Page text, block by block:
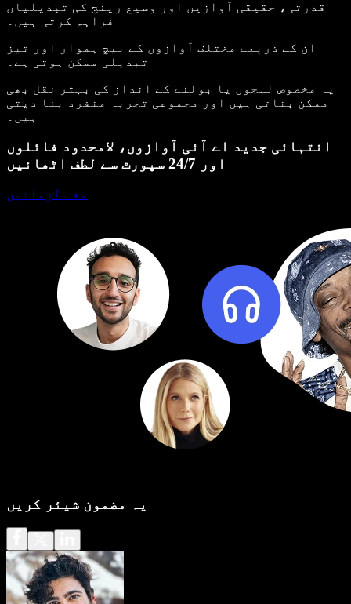
قدرتی، حقیقی آوازیں اور وسیع رینج کی تبدیلیاں
فراہم کرتی ہیں۔
ان کے ذریعے مختلف آوازوں کے بیچ ہموار اور تیز
تبدیلی ممکن ہوتی ہے۔
یہ مخصوص لہجوں یا بولنے کے انداز کی بہتر نقل بھی
ممکن بناتی ہیں اور مجموعی تجربہ منفرد بنا دیتی
ہیں۔
انتہائی جدید اے آئی آوازوں، لامحدود فائلوں
اور 24/7 سپورٹ سے لطف اٹھائیں
مفت آزمائیں
یہ مضمون شیئر کریں